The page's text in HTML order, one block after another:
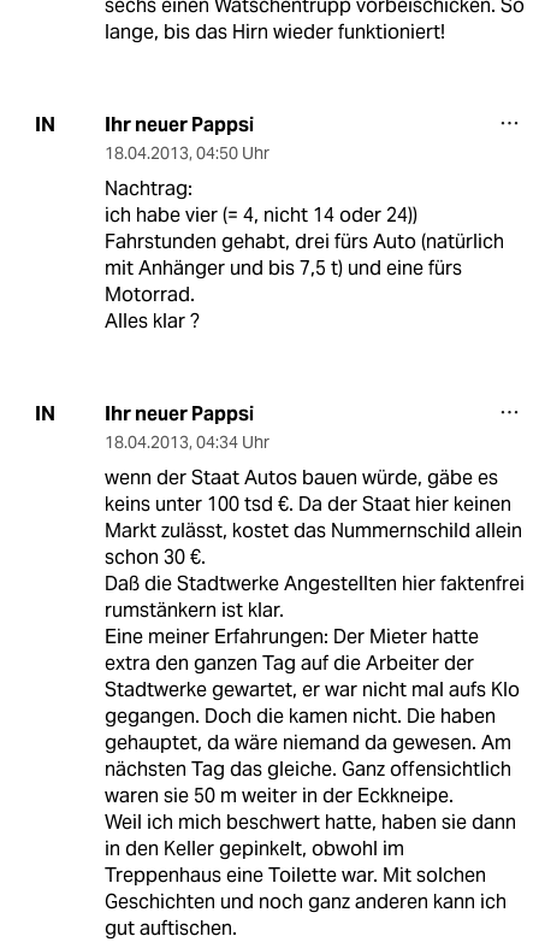
sechs einen Watschentrupp vorbeischicken. So
lange, bis das Hirn wieder funktioniert!
IN Ihr neuer Pappsi
18.04.2013, 04:50 Uhr
Nachtrag:
ich habe vier (= 4, nicht 14 oder 24))
Fahrstunden gehabt, drei fürs Auto (natürlich
mit Anhänger und bis 7,5 t) und eine fürs
Motorrad.
Alles klar ?
IN Ihr neuer Pappsi
18.04.2013, 04:34 Uhr
wenn der Staat Autos bauen würde, gäbe es
keins unter 100 tsd €. Da der Staat hier keinen
Markt zulässt, kostet das Nummernschild allein
schon 30 €.
Daß die Stadtwerke Angestellten hier faktenfrei
rumstänkern ist klar.
Eine meiner Erfahrungen: Der Mieter hatte
extra den ganzen Tag auf die Arbeiter der
Stadtwerke gewartet, er war nicht mal aufs Klo
gegangen. Doch die kamen nicht. Die haben
gehauptet, da wäre niemand da gewesen. Am
nächsten Tag das gleiche. Ganz offensichtlich
waren sie 50 m weiter in der Eckkneipe.
Weil ich mich beschwert hatte, haben sie dann
in den Keller gepinkelt, obwohl im
Treppenhaus eine Toilette war. Mit solchen
Geschichten und noch ganz anderen kann ich
gut auftischen.